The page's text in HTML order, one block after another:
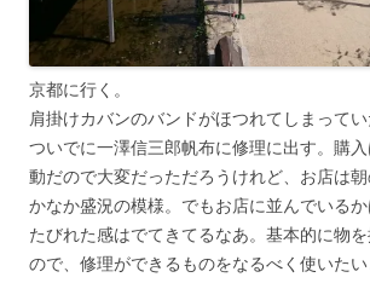
京都に行く。
肩掛けカバンのバンドがほつれてしまって
ついでに一澤信三郎帆布に修理に出す。購
動だので大変だっただろうけれど、お店は
かなか盛況の模様。でもお店に並んでいるか
たびれた感はでてきてるなあ。基本的に物
ので、修理ができるものをなるべく使いた